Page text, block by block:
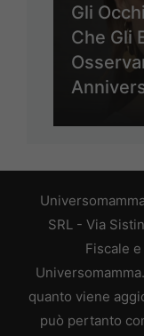
Gli
Che Gli
SRL - Via
Fiscale
quanto viene
può pertanto